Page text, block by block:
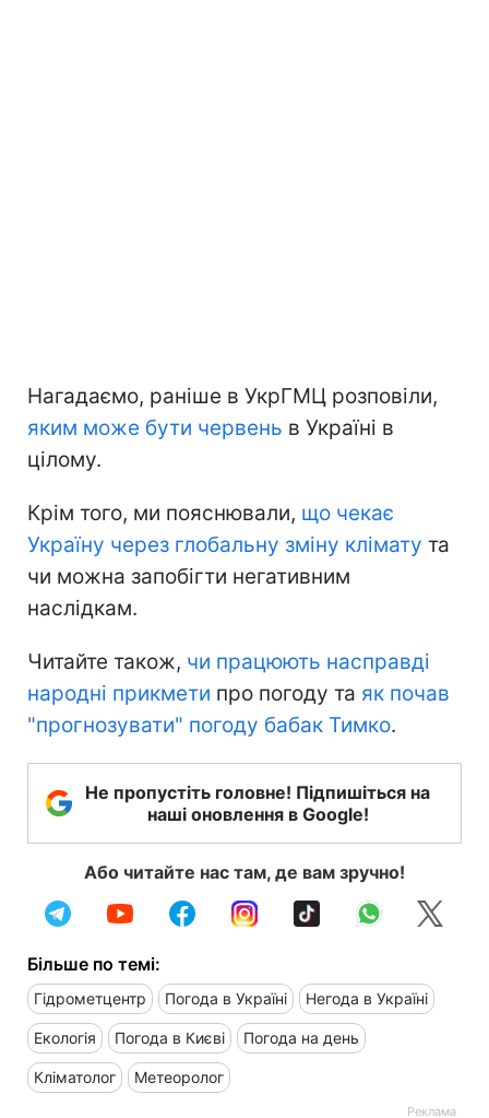
Нагадаємо, раніше в УкрГМЦ розповіли,
яким може бути червень в Україні в
цілому.
Крім того, ми пояснювали, що чекає
Україну через глобальну зміну клімату та
чи можна запобігти негативним
наслідкам.
Читайте також, чи працюють насправді
народні прикмети про погоду та як почав
"прогнозувати" погоду бабак Тимко.
Не пропустіть головне! Підпишіться на
наші оновлення в Google!
Або читайте нас там, де вам зручно!
Більше по темі:
Гідрометцентр Погода в Україні Негода в Україні
Екологія Погода в Києві Погода на день
Кліматолог Метеоролог